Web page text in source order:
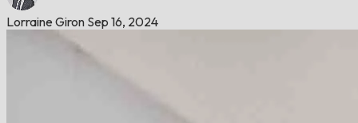
Lorraine Giron Sep 16, 2024